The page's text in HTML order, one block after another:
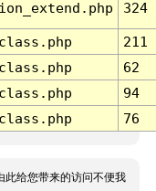
324
211
62
94
76
此给您带来的访问不便我